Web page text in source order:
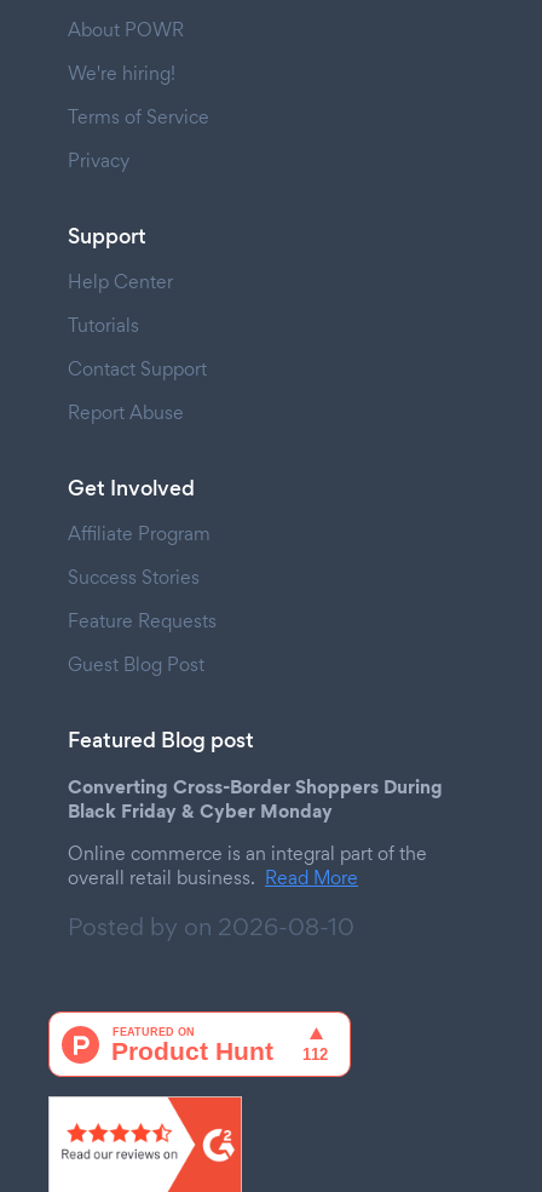
About POWR
We're hiring!
Terms of Service
Privacy
Support
Help Center
Tutorials
Contact Support
Report Abuse
Get Involved
Affiliate Program
Success Stories
Feature Requests
Guest Blog Post
Featured Blog post
Converting Cross-Border Shoppers During
Black Friday & Cyber Monday
Online commerce is an integral part of the
overall retail business. Read More
Posted by on 2026-08-10